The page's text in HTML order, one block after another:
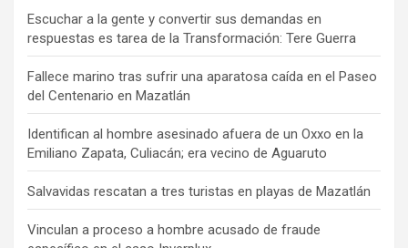
Escuchar a la gente y convertir sus demandas en
respuestas es tarea de la Transformación: Tere Guerra
Fallece marino tras sufrir una aparatosa caída en el Paseo
del Centenario en Mazatlán
Identifican al hombre asesinado afuera de un Oxxo en la
Emiliano Zapata, Culiacán; era vecino de Aguaruto
Salvavidas rescatan a tres turistas en playas de Mazatlán
Vinculan a proceso a hombre acusado de fraude